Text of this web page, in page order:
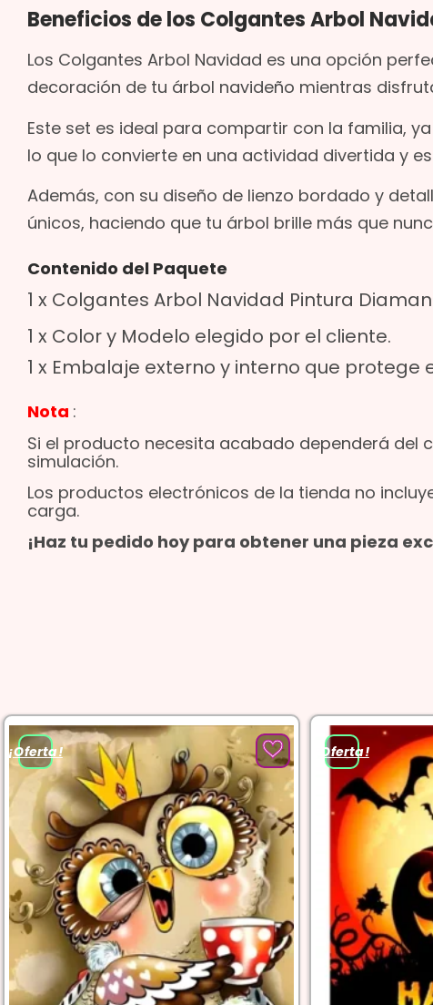
Beneficios de los Colgantes Arbol
Los Colgantes Arbol Navidad es una opción
decoración de tu árbol navideño mientras
Este set es ideal para compartir con la familia,
lo que lo convierte en una actividad divertida y
Además, con su diseño de lienzo bordado y
únicos, haciendo que tu árbol brille más que
Contenido del Paquete
1 x Colgantes Arbol Navidad Pintura
1 x Color y Modelo elegido por el cliente.
1 x Embalaje externo y interno que protege
Nota :
Si el producto necesita acabado dependerá del
simulación.
Los productos electrónicos de la tienda no
carga.
¡Haz tu pedido hoy para obtener una pieza
¡Oferta! ¡Oferta!